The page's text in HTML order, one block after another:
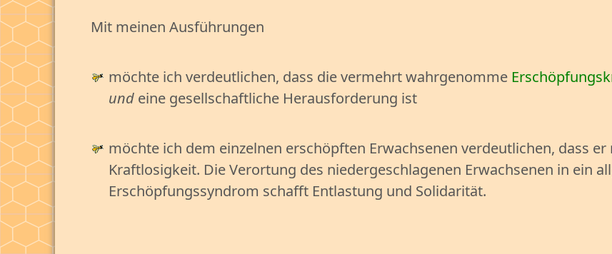
Mit meinen Ausführungen
möchte ich verdeutlichen, dass die vermehrt wahrgenomme
und eine gesellschaftliche Herausforderung ist
möchte ich dem einzelnen erschöpften Erwachsenen verdeutlichen, dass
Kraftlosigkeit. Die Verortung des niedergeschlagenen Erwachsenen in ein
Erschöpfungssyndrom schafft Entlastung und Solidarität.